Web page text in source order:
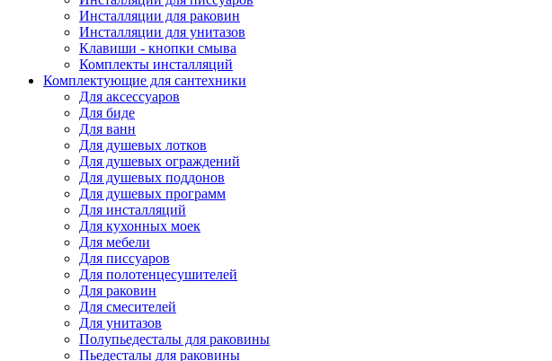
Инсталляции для раковин
Инсталляции для унитазов
Клавиши - кнопки смыва
Комплекты инсталляций
Комплектующие для сантехники
Для аксессуаров
Для биде
Для ванн
Для душевых лотков
Для душевых ограждений
Для душевых поддонов
Для душевых программ
Для инсталляций
Для кухонных моек
Для мебели
Для писсуаров
Для полотенцесушителей
Для раковин
Для смесителей
Для унитазов
Полупьедесталы для раковины
Пьедесталы для раковины